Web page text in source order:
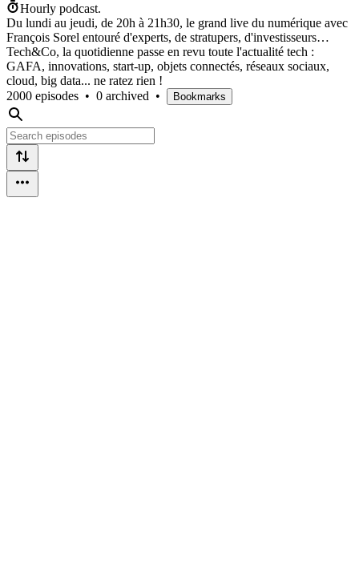
Hourly podcast.
Du lundi au jeudi, de 20h à 21h30, le grand live du numérique avec
François Sorel entouré d'experts, de stratupers, d'investisseurs…
Tech&Co, la quotidienne passe en revu toute l'actualité tech :
GAFA, innovations, start-up, objets connectés, réseaux sociaux,
cloud, big data... ne ratez rien !
2000 episodes • 0 archived • Bookmarks